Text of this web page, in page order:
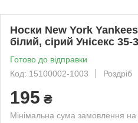
Носки New York
білий, сірий Унісекс
Готово до відправки
Код: 15100002-1003
Роздріб
195 ₴
Мінімальна сума замовлення